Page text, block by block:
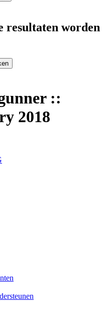
resultaten worden
::
2018